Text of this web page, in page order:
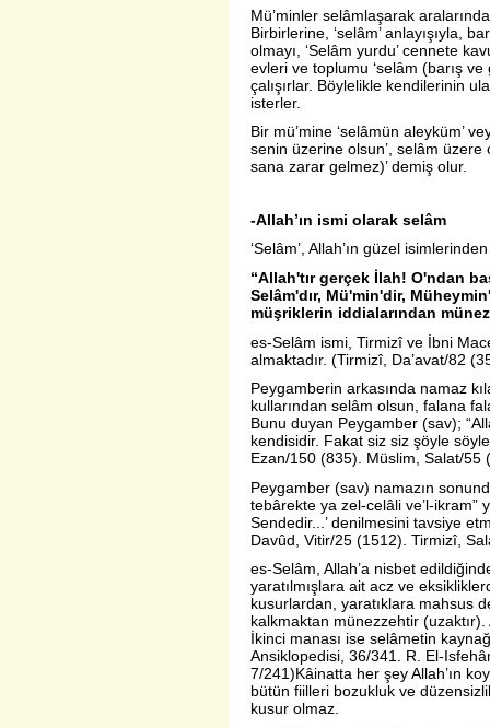
Mü’minler selâmlaşarak
Birbirlerine, ‘selâm’ anlayışıyla,
olmayı, ‘Selâm yurdu’ cennete
evleri ve toplumu ‘selâm (barış
çalışırlar. Böylelikle kendilerinin
isterler.
Bir mü’mine ‘selâmün aleyküm’
senin üzerine olsun’, selâm
sana zarar gelmez)’ demiş olur.
-Allah’ın ismi olarak selâm
‘Selâm’, Allah’ın güzel
“Allah'tır gerçek İlah! O'ndan
Selâm'dır, Mü'min'dir,
müşriklerin iddialarından
es-Selâm ismi, Tirmizî ve İbni
almaktadır. (Tirmizî, Da’avat/82
Peygamberin arkasında namaz
kullarından selâm olsun, falana
Bunu duyan Peygamber (sav);
kendisidir. Fakat siz siz şöyle
Ezan/150 (835). Müslim, Salat/55
Peygamber (sav) namazın
tebârekte ya zel-celâli ve’l-ikram”
Sendedir...’ denilmesini tavsiye
Davûd, Vitir/25 (1512). Tirmizî,
es-Selâm, Allah’a nisbet
yaratılmışlara ait acz ve
kusurlardan, yaratıklara mahsus
kalkmaktan münezzehtir (uzaktır).
İkinci manası ise selâmetin
Ansiklopedisi, 36/341. R. El-
7/241)Kâinatta her şey Allah’ın
bütün fiilleri bozukluk ve
kusur olmaz.